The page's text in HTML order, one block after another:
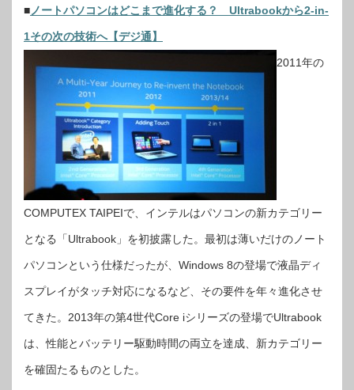
■ノートパソコンはどこまで進化する？ Ultrabookから2-in-
1その次の技術へ【デジ通】
2011年の
COMPUTEX TAIPEIで、インテルはパソコンの新カテゴリー
となる「Ultrabook」を初披露した。最初は薄いだけのノート
パソコンという仕様だったが、Windows 8の登場で液晶ディ
スプレイがタッチ対応になるなど、その要件を年々進化させ
てきた。2013年の第4世代Core iシリーズの登場でUltrabook
は、性能とバッテリー駆動時間の両立を達成、新カテゴリー
を確固たるものとした。